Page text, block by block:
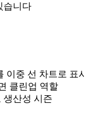
습니다
이중 선 차트로 표시
클린업 역할
생산성 시즌